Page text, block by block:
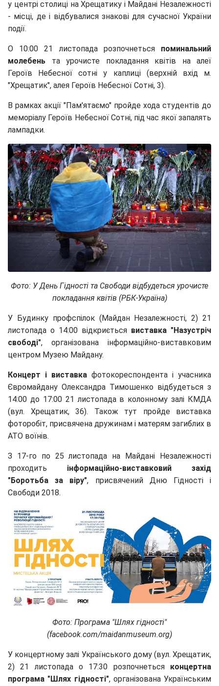
у центрі столиці на Хрещатику і Майдані Незалежності
- місці, де і відбувалися знакові для сучасної України
події.
О 10:00 21 листопада розпочнеться поминальний
молебень та урочисте покладання квітів на алеї
Героїв Небесної сотні у каплиці (верхній вхід м.
"Хрещатик", алея Героїв Небесної Сотні, 3).
В рамках акції "Пам'ятаємо" пройде хода студентів до
меморіалу Героїв Небесної Сотні, під час якої запалять
лампадки.
Фото: У День Гідності та Свободи відбудеться урочисте
покладання квітів (РБК-Україна)
У Будинку профспілок (Майдан Незалежності, 2) 21
листопада о 14:00 відкриється виставка "Назустріч
свободі", організована інформаційно-виставковим
центром Музею Майдану.
Концерт і виставка фотокореспондента і учасника
Євромайдану Олександра Тимошенко відбудеться з
14:00 до 17:00 21 листопада в колонному залі КМДА
(вул. Хрещатик, 36). Також тут пройде виставка
фоторобіт, присвячена дружинам і матерям загиблих в
АТО воїнів.
З 17-го по 25 листопада на Майдані Незалежності
проходить інформаційно-виставковий захід
"Боротьба за віру", присвячений Дню Гідності і
Свободи 2018.
Фото: Програма "Шлях гідності"
(facebook.com/maidanmuseum.org)
У концертному залі Українського дому (вул. Хрещатик,
2) 21 листопада о 17:30 розпочнеться концертна
програма "Шлях гідності", організована Українським